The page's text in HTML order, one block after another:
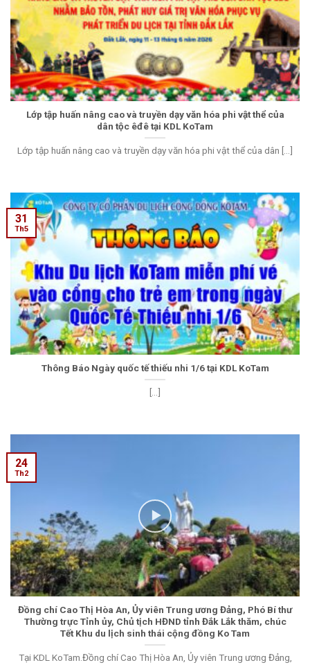
Lớp tập huấn nâng cao và truyền dạy văn hóa phi vật thể của
dân tộc êđê tại KDL KoTam
Lớp tập huấn nâng cao và truyền dạy văn hóa phi vật thể của dân [...]
Thông Báo Ngày quốc tế thiếu nhi 1/6 tại KDL KoTam
[...]
31
Th5
Đồng chí Cao Thị Hòa An, Ủy viên Trung ương Đảng, Phó Bí thư
Thường trực Tỉnh ủy, Chủ tịch HĐND tỉnh Đắk Lắk thăm, chúc
Tết Khu du lịch sinh thái cộng đồng Ko Tam
Tại KDL KoTam.Đồng chí Cao Thị Hòa An, Ủy viên Trung ương Đảng,
24
Th2